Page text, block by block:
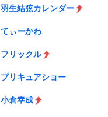
羽生結弦カレンダー
てぃーかわ
フリックル
プリキュアショー
小倉幸成